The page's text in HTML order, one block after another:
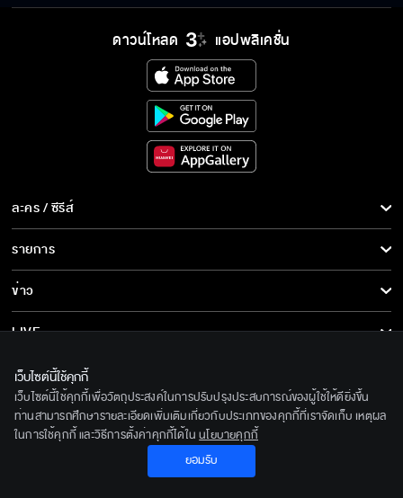
น่าเสียดาย
ระเริงชล เริ่มตอนแรกอังคารที่ 26 เมษายนนี้
ดาวน์โหลด แอปพลิเคชั่น
ละคร / ซีรีส์
ละคร/ซีรีส์
ซีรีส์นานาชาติ
การ์ตูน & เกม
รายการ
รายการทั้งหมด
ข่าว
ข่าวทั้งหมด
ข่าวประชาสัมพันธ์
LIVE
เกี่ยวกับเรา
BEC World
รู้จักเรา
ติดตามเราได้ที่
© 2020 Bangkok Entertainment Co.,Ltd. All Rights Reserved.
Powered by BECi Corporation Ltd.
เว็บไซต์นี้ใช้คุกกี้
เว็บไซต์นี้ใช้คุกกี้เพื่อวัตถุประสงค์ในการปรับปรุงประสบการณ์ของผู้ใช้ให้ดียิ่งขึ้น
ท่านสามารถศึกษารายละเอียดเพิ่มเติมเกี่ยวกับประเภทของคุกกี้ที่เราจัดเก็บ เหตุผล
ในการใช้คุกกี้ และวิธีการตั้งค่าคุกกี้ได้ใน นโยบายคุกกี้
ยอมรับ